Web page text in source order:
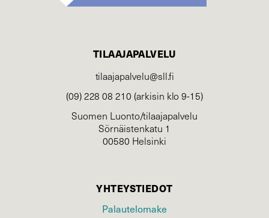
TILAAJAPALVELU
tilaajapalvelu@sll.fi
(09) 228 08 210 (arkisin klo 9-15)
Suomen Luonto/tilaajapalvelu
Sörnäistenkatu 1
00580 Helsinki
YHTEYSTIEDOT
Palautelomake